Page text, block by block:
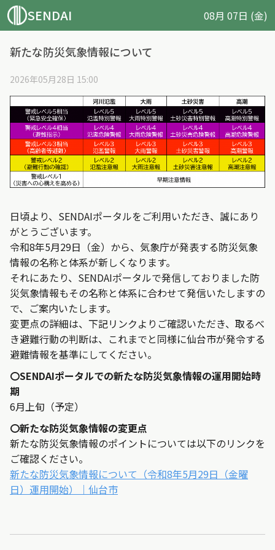
SENDAI 08月 07日 (金)
新たな防災気象情報について
2026年05月28日 15:00
日頃より、SENDAIポータルをご利用いただき、誠にあり
がとうございます。
令和8年5月29日（金）から、気象庁が発表する防災気象
情報の名称と体系が新しくなります。
それにあたり、SENDAIポータルで発信しておりました防
災気象情報もその名称と体系に合わせて発信いたしますの
で、ご案内いたします。
変更点の詳細は、下記リンクよりご確認いただき、取るべ
き避難行動の判断は、これまでと同様に仙台市が発令する
避難情報を基準にしてください。
〇SENDAIポータルでの新たな防災気象情報の運用開始時
期
6月上旬（予定）
〇新たな防災気象情報の変更点
新たな防災気象情報のポイントについては以下のリンクを
ご確認ください。
新たな防災気象情報について（令和8年5月29日（金曜
日）運用開始）｜仙台市